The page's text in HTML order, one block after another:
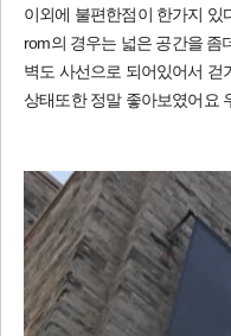
이외에 불편한점이 한가지 있
rom의 경우는 넓은 공간을 좀
벽도 사선으로 되어있어서
상태또한 정말 좋아보였어요